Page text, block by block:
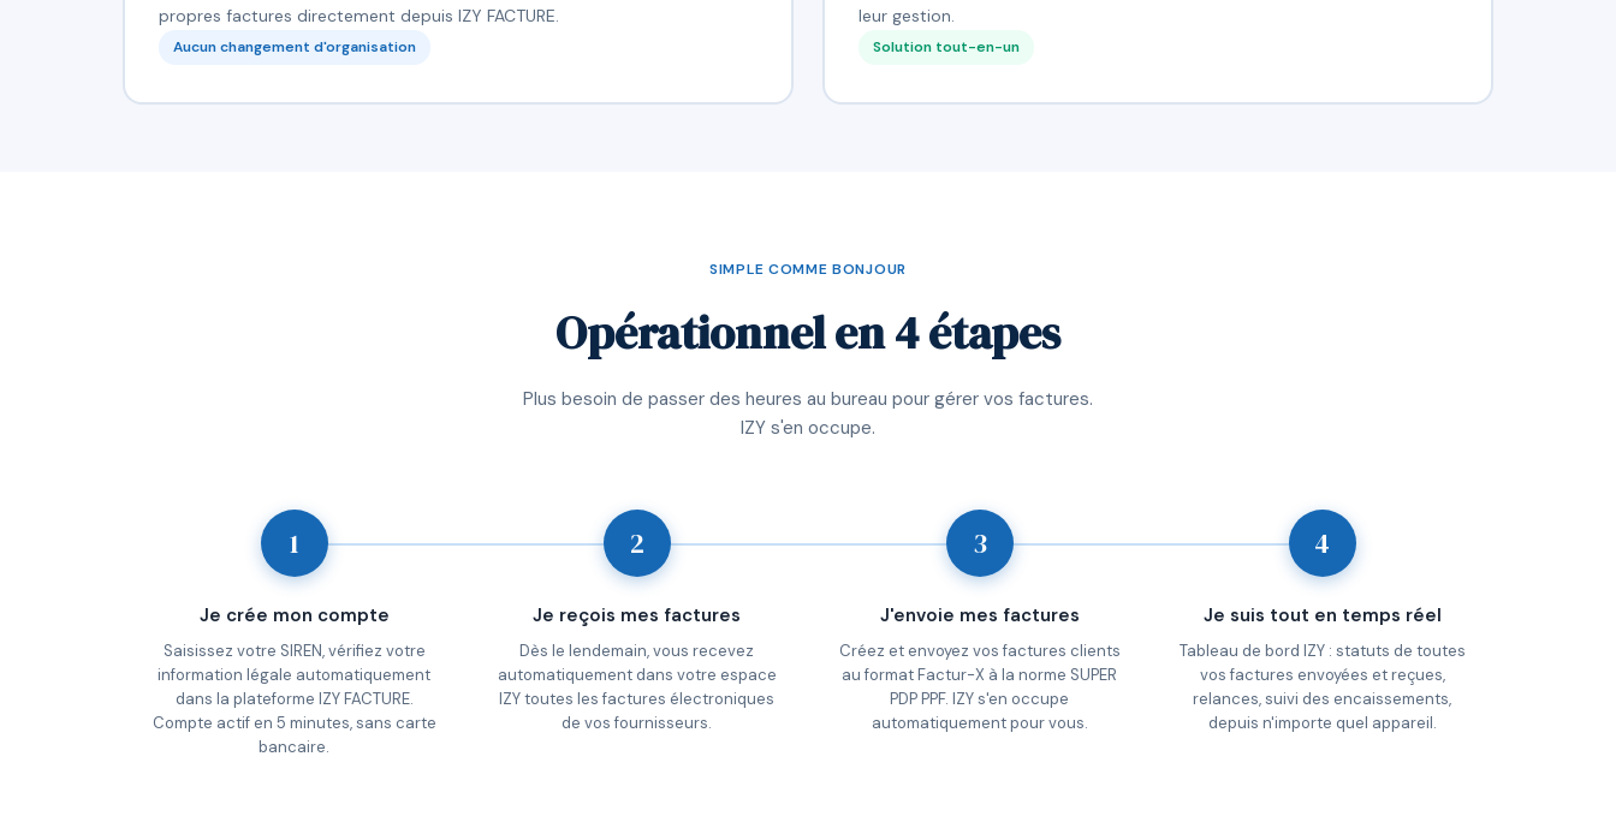
propres factures directement depuis IZY FACTURE.
Aucun changement d'organisation
leur gestion.
Solution tout-en-un
SIMPLE COMME BONJOUR
Opérationnel en 4 étapes
Plus besoin de passer des heures au bureau pour gérer vos factures.
IZY s'en occupe.
1
Je crée mon compte
Saisissez votre SIREN, vérifiez votre
information légale automatiquement
dans la plateforme IZY FACTURE.
Compte actif en 5 minutes, sans carte
bancaire.
2
Je reçois mes factures
Dès le lendemain, vous recevez
automatiquement dans votre espace
IZY toutes les factures électroniques
de vos fournisseurs.
3
J'envoie mes factures
Créez et envoyez vos factures clients
au format Factur-X à la norme SUPER
PDP PPF. IZY s'en occupe
automatiquement pour vous.
4
Je suis tout en temps réel
Tableau de bord IZY : statuts de toutes
vos factures envoyées et reçues,
relances, suivi des encaissements,
depuis n'importe quel appareil.